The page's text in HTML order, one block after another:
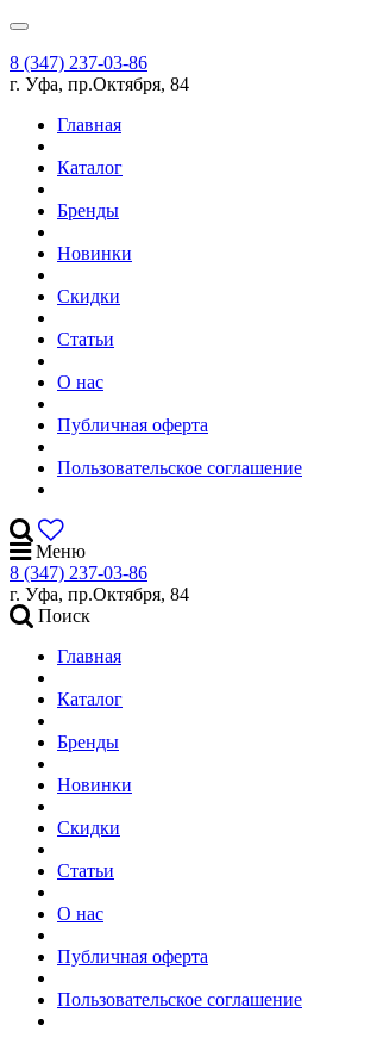
8 (347) 237-03-86
г. Уфа, пр.Октября, 84
Главная
Каталог
Бренды
Новинки
Скидки
Статьи
О нас
Публичная оферта
Пользовательское соглашение
Меню
8 (347) 237-03-86
г. Уфа, пр.Октября, 84
Поиск
Главная
Каталог
Бренды
Новинки
Скидки
Статьи
О нас
Публичная оферта
Пользовательское соглашение